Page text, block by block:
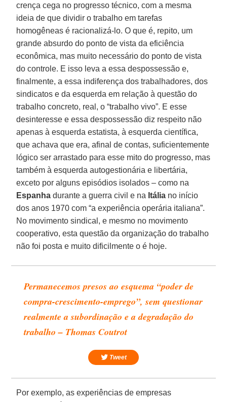
crença cega no progresso técnico, com a mesma
ideia de que dividir o trabalho em tarefas
homogêneas é racionalizá-lo. O que é, repito, um
grande absurdo do ponto de vista da eficiência
econômica, mas muito necessário do ponto de vista
do controle. E isso leva a essa despossessão e,
finalmente, a essa indiferença dos trabalhadores, dos
sindicatos e da esquerda em relação à questão do
trabalho concreto, real, o “trabalho vivo”. E esse
desinteresse e essa despossessão diz respeito não
apenas à esquerda estatista, à esquerda científica,
que achava que era, afinal de contas, suficientemente
lógico ser arrastado para esse mito do progresso, mas
também à esquerda autogestionária e libertária,
exceto por alguns episódios isolados – como na
Espanha durante a guerra civil e na Itália no início
dos anos 1970 com “a experiência operária italiana”.
No movimento sindical, e mesmo no movimento
cooperativo, esta questão da organização do trabalho
não foi posta e muito dificilmente o é hoje.
Permanecemos presos ao esquema “poder de
compra-crescimento-emprego”, sem questionar
realmente a subordinação e a degradação do
trabalho – Thomas Coutrot
Tweet
Por exemplo, as experiências de empresas